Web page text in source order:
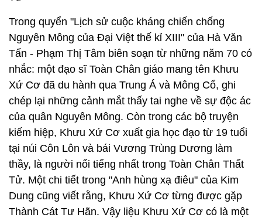
Trong quyển "Lịch sử cuộc kháng chiến chống
Nguyên Mông của Đại Việt thế kỉ XIII" của Hà Văn
Tấn - Phạm Thị Tâm biên soạn từ những năm 70 có
nhắc: một đạo sĩ Toàn Chân giáo mang tên Khưu
Xứ Cơ đã du hành qua Trung Á và Mông Cổ, ghi
chép lại những cảnh mắt thấy tai nghe về sự độc ác
của quân Nguyên Mông. Còn trong các bộ truyện
kiếm hiệp, Khưu Xứ Cơ xuất gia học đạo từ 19 tuổi
tại núi Côn Lôn và bái Vương Trùng Dương làm
thầy, là người nổi tiếng nhất trong Toàn Chân Thất
Tử. Một chi tiết trong "Anh hùng xạ điêu" của Kim
Dung cũng viết rằng, Khưu Xứ Cơ từng được gặp
Thành Cát Tư Hãn. Vậy liệu Khưu Xứ Cơ có là một